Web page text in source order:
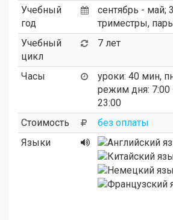
Учебный
год
сентябрь - май;
триместры,
Учебный
цикл
7 лет
Часы
уроки: 40 мин,
режим дня: 7:00
23:00
Стоимость
без оплаты
Языки